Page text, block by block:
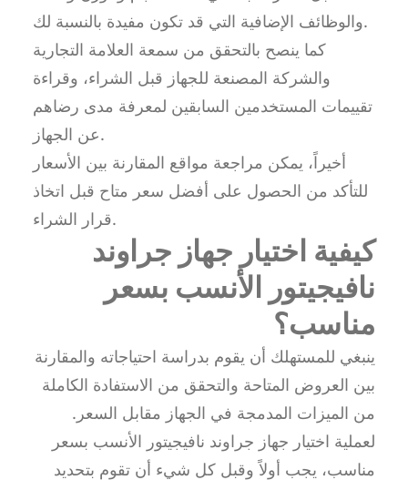
والوظائف الإضافية التي قد تكون مفيدة بالنسبة لك.
كما ينصح بالتحقق من سمعة العلامة التجارية
والشركة المصنعة للجهاز قبل الشراء، وقراءة
تقييمات المستخدمين السابقين لمعرفة مدى رضاهم
عن الجهاز.
أخيراً، يمكن مراجعة مواقع المقارنة بين الأسعار
للتأكد من الحصول على أفضل سعر متاح قبل اتخاذ
قرار الشراء.
كيفية اختيار جهاز جراوند
نافيجيتور الأنسب بسعر
مناسب؟
ينبغي للمستهلك أن يقوم بدراسة احتياجاته والمقارنة
بين العروض المتاحة والتحقق من الاستفادة الكاملة
من الميزات المدمجة في الجهاز مقابل السعر.
لعملية اختيار جهاز جراوند نافيجيتور الأنسب بسعر
مناسب، يجب أولاً وقبل كل شيء أن تقوم بتحديد